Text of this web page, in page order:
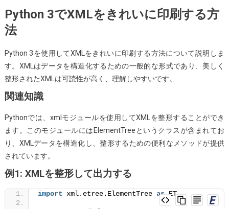
3
XML
の
な
印
刷
Python 3でXMLをきれいに印刷する方
法
Python 3を使用してXMLをきれいに印刷する方法について説明しま
す。XMLはデータを構造化するための一般的な形式であり、美しく
整形されたXMLは可読性が高く、理解しやすいです。
関連知識
Pythonでは、xmlモジュールを使用してXMLを整形することができ
ます。このモジュールにはElementTreeというクラスが含まれてお
り、XMLデータを構造化し、整形するための便利なメソッドが提供
されています。
例1: XMLを整形して出力する
import xml.etree.ElementTree as ET